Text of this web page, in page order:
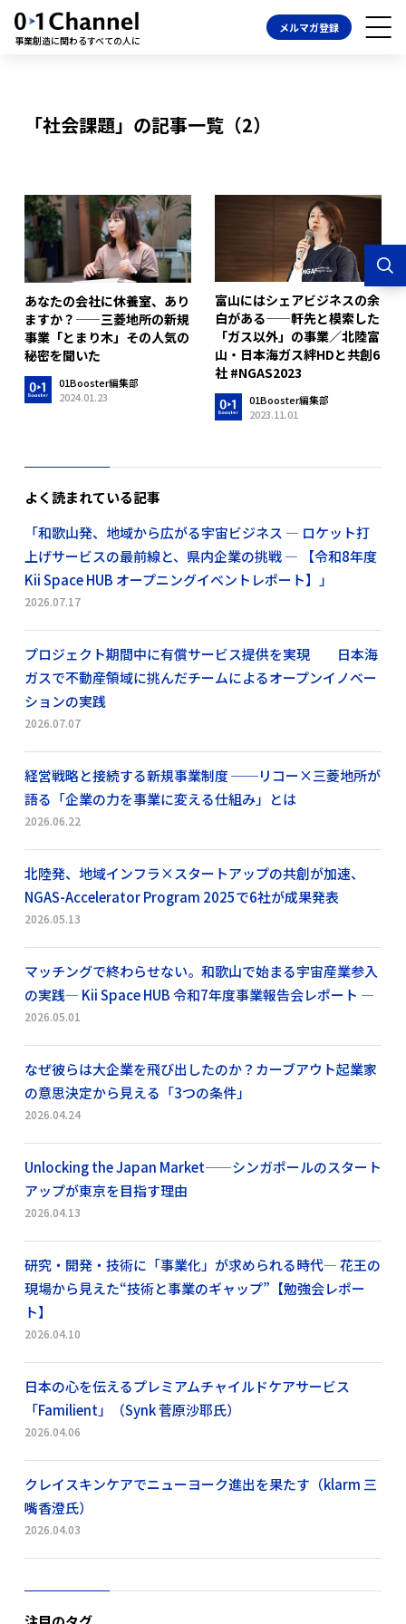
事業創造に関わるすべての人に
メルマガ登録
「社会課題」の記事一覧（2）
あなたの会社に休養室、あり
ますか？——三菱地所の新規
事業「とまり木」その人気の
秘密を聞いた
01Booster編集部
2024.01.23
富山にはシェアビジネスの余
白がある——軒先と模索した
「ガス以外」の事業／北陸富
山・日本海ガス絆HDと共創6
社 #NGAS2023
01Booster編集部
2023.11.01
よく読まれている記事
「和歌山発、地域から広がる宇宙ビジネス ― ロケット打
上げサービスの最前線と、県内企業の挑戦 ― 【令和8年度
Kii Space HUB オープニングイベントレポート】」
2026.07.17
プロジェクト期間中に有償サービス提供を実現 日本海
ガスで不動産領域に挑んだチームによるオープンイノベー
ションの実践
2026.07.07
経営戦略と接続する新規事業制度 ──リコー×三菱地所が
語る「企業の力を事業に変える仕組み」とは
2026.06.22
北陸発、地域インフラ×スタートアップの共創が加速、
NGAS-Accelerator Program 2025で6社が成果発表
2026.05.13
マッチングで終わらせない。和歌山で始まる宇宙産業参入
の実践― Kii Space HUB 令和7年度事業報告会レポート ―
2026.05.01
なぜ彼らは大企業を飛び出したのか？カーブアウト起業家
の意思決定から見える「3つの条件」
2026.04.24
Unlocking the Japan Market——シンガポールのスタート
アップが東京を目指す理由
2026.04.13
研究・開発・技術に「事業化」が求められる時代― 花王の
現場から見えた“技術と事業のギャップ”【勉強会レポー
ト】
2026.04.10
日本の心を伝えるプレミアムチャイルドケアサービス
「Familient」（Synk 菅原沙耶氏）
2026.04.06
クレイスキンケアでニューヨーク進出を果たす（klarm 三
嘴香澄氏）
2026.04.03